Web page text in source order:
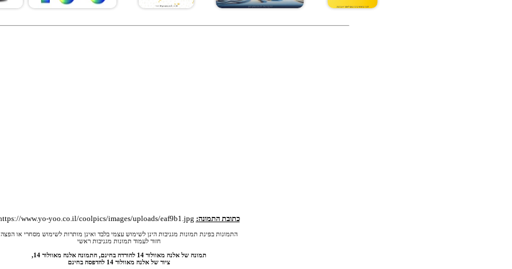
כתובת התמונה:
התמונות בפינת תמונות מגניבות הינן לשימוש עצמי בלבד ואינן מותרות לשימוש מסחרי או הפצה
חזור לעמוד תמונות מגניבות ראשי
תמונה של אלנה מאוולור 14 להורדה בחינם, התמונה אלנה מאוולור 14,
ציור של אלנה מאוולור 14 להדפסה בחינם